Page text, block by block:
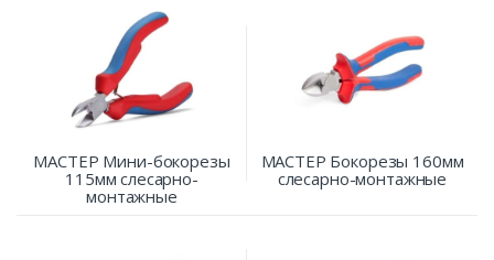
МАСТЕР Мини-бокорезы
115мм слесарно-
монтажные
МАСТЕР Бокорезы 160мм
слесарно-монтажные